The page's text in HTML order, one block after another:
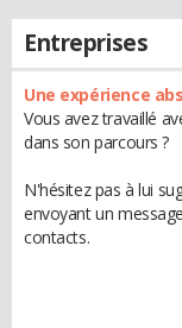
Entreprises
Une expérience
Vous avez travaillé
dans son parcours ?
N'hésitez pas à lui
envoyant un
contacts.